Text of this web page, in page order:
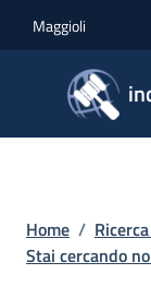
Maggioli
Briciole
Home /
Stai cercando